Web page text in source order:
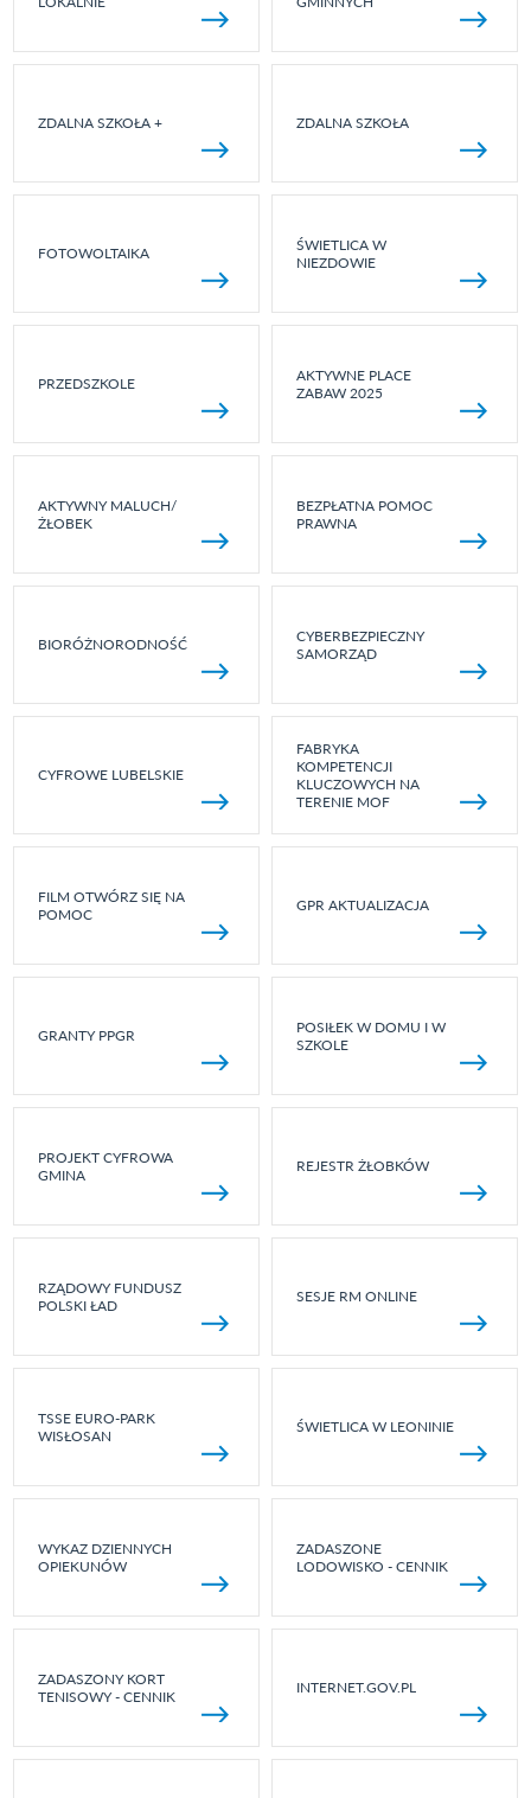
ZDALNA SZKOŁA + ZDALNA SZKOŁA
FOTOWOLTAIKA
ŚWIETLICA W
NIEZDOWIE
PRZEDSZKOLE
AKTYWNE PLACE
ZABAW 2025
AKTYWNY MALUCH/
ŻŁOBEK
BEZPŁATNA POMOC
PRAWNA
BIORÓŻNORODNOŚĆ
CYBERBEZPIECZNY
SAMORZĄD
CYFROWE LUBELSKIE
FABRYKA
KOMPETENCJI
KLUCZOWYCH NA
TERENIE MOF
FILM OTWÓRZ SIĘ NA
POMOC
GPR AKTUALIZACJA
GRANTY PPGR
POSIŁEK W DOMU I W
SZKOLE
PROJEKT CYFROWA
GMINA
REJESTR ŻŁOBKÓW
RZĄDOWY FUNDUSZ
POLSKI ŁAD
SESJE RM ONLINE
TSSE EURO-PARK
WISŁOSAN
ŚWIETLICA W LEONINIE
WYKAZ DZIENNYCH
OPIEKUNÓW
ZADASZONE
LODOWISKO - CENNIK
ZADASZONY KORT
TENISOWY - CENNIK
INTERNET.GOV.PL